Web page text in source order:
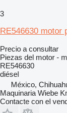
3
RE546630 motor
Precio a consultar
Piezas del motor -
RE546630
diésel
México,
Maquinaria Wiebe
Contacte con el